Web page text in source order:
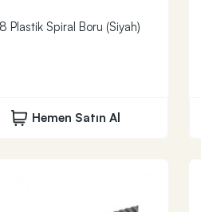
Plastik Spiral Boru (Siyah)
Hemen Satın Al